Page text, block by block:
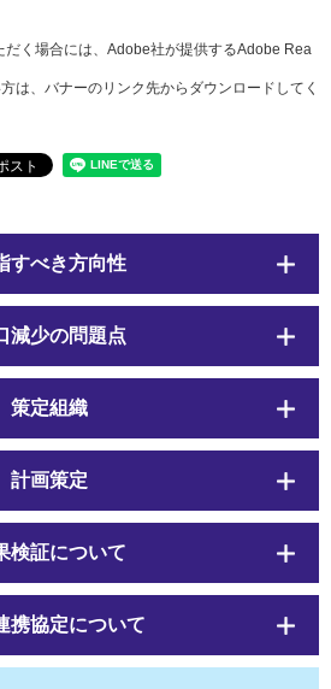
だく場合には、Adobe社が提供するAdobe Rea
は、バナーのリンク先からダウンロードしてく
すべき方向性
減少の問題点
策定組織
計画策定
検証について
携協定について